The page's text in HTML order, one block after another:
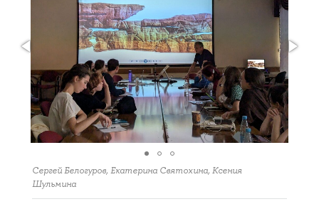
Сергей Белогуров, Екатерина Святохина, Ксения
Шульмина